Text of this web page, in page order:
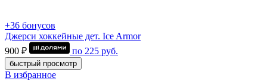
+36 бонусов
Джерси хоккейные дет. Ice Armor
900 ₽
по 225 руб.
быстрый просмотр
В избранное